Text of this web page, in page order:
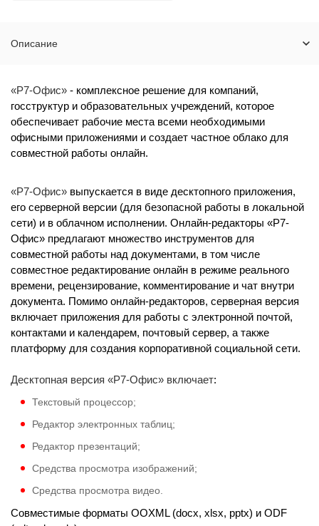
Описание
«Р7-Офис» - комплексное решение для компаний,
госструктур и образовательных учреждений, которое
обеспечивает рабочие места всеми необходимыми
офисными приложениями и создает частное облако для
совместной работы онлайн.
«Р7-Офис» выпускается в виде десктопного приложения,
его серверной версии (для безопасной работы в локальной
сети) и в облачном исполнении. Онлайн-редакторы «Р7-
Офис» предлагают множество инструментов для
совместной работы над документами, в том числе
совместное редактирование онлайн в режиме реального
времени, рецензирование, комментирование и чат внутри
документа. Помимо онлайн-редакторов, серверная версия
включает приложения для работы с электронной почтой,
контактами и календарем, почтовый сервер, а также
платформу для создания корпоративной социальной сети.
Десктопная версия «Р7-Офис» включает:
Текстовый процессор;
Редактор электронных таблиц;
Редактор презентаций;
Средства просмотра изображений;
Средства просмотра видео.
Совместимые форматы OOXML (docx, xlsx, pptx) и ODF